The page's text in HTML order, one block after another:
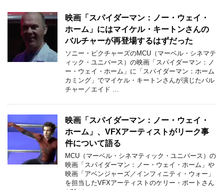
映画「スパイダーマン：ノー・ウェイ・
ホーム」にはマイケル・キートンさんの
バルチャーが再登場するはずだった
ソニー・ピクチャーズのMCU（マーベル・シネマテ
ィック・ユニバース）の映画「スパイダーマン：ノ
ー・ウェイ・ホーム」に「スパイダーマン：ホーム
カミング」でマイケル・キートンさんが演じたバル
チャー／エイド …
映画「スパイダーマン：ノー・ウェイ・
ホーム」、VFXアーティストがリーク事
件について語る
MCU（マーベル・シネマティック・ユニバース）の
映画「スパイダーマン：ノー・ウェイ・ホーム」や
映画「アベンジャーズ／インフィニティ・ウォー」
を担当したVFXアーティストのケリー・ポートさん